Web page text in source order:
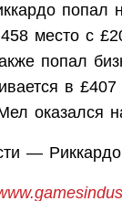
попал
место с
попал
в
оказался
— Риккардо